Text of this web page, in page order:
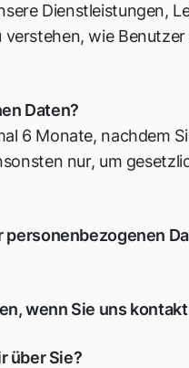
Dienstleistungen,
wie Benutzer
Daten?
6 Monate, nachdem
nur, um
personenbezogenen
wenn Sie uns
über Sie?